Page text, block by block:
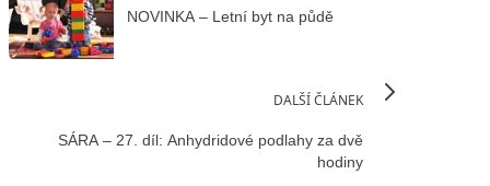
NOVINKA – Letní byt na půdě
DALŠÍ ČLÁNEK
SÁRA – 27. díl: Anhydridové podlahy za dvě
hodiny